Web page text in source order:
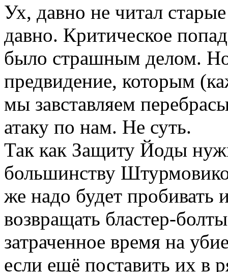
Ух, давно не читал
давно. Критическое
было страшным делом.
предвидение, которым
мы завставляем
атаку по нам. Не суть.
Так как Защиту Йоды
большинству
же надо будет пробивать
возвращать бластер-
затраченное время на
если ещё поставить их в